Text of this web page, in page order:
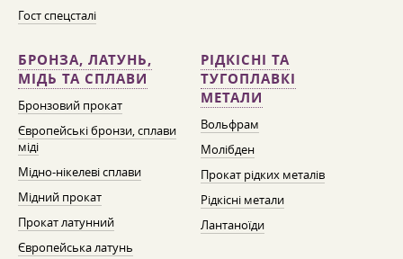
Гост спецсталі
БРОНЗА, ЛАТУНЬ,
МІДЬ ТА СПЛАВИ
Бронзовий прокат
Європейські бронзи, сплави
міді
Мідно-нікелеві сплави
Мідний прокат
Прокат латунний
Європейська латунь
РІДКІСНІ ТА
ТУГОПЛАВКІ
МЕТАЛИ
Вольфрам
Молібден
Прокат рідких металів
Рідкісні метали
Лантаноїди